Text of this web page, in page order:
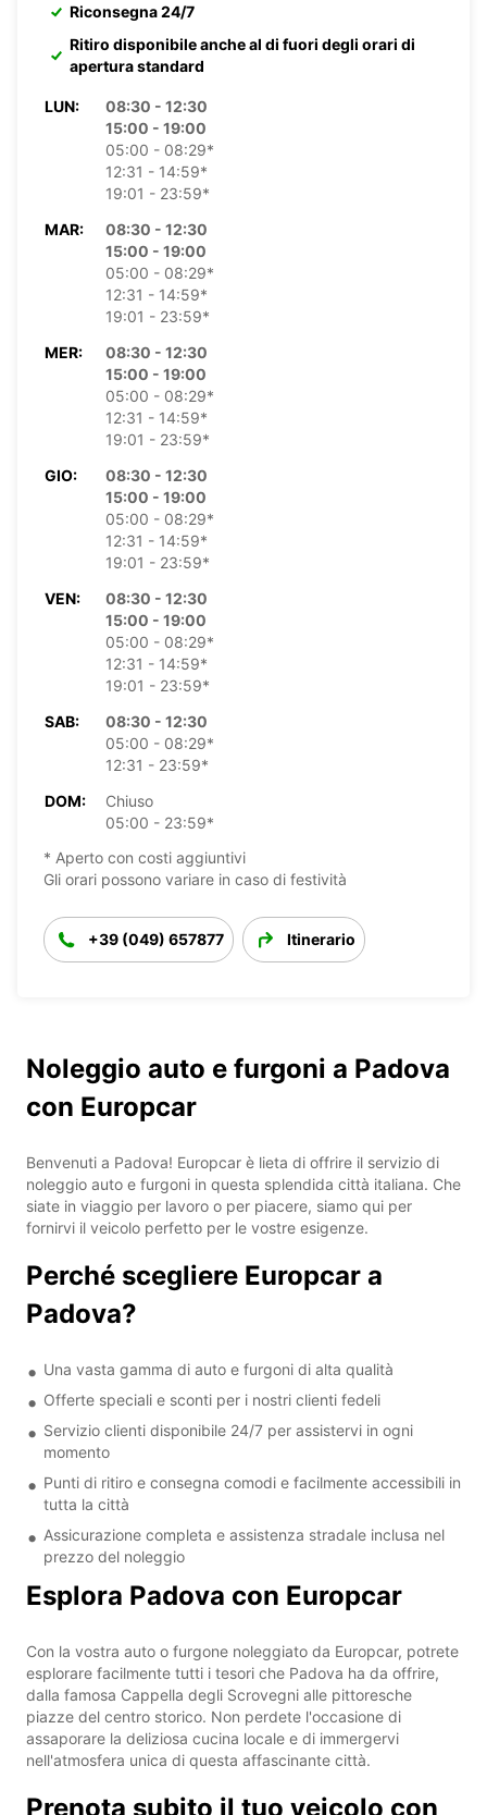
Riconsegna 24/7
Ritiro disponibile anche al di fuori degli orari di
apertura standard
LUN:
08:30 - 12:30
15:00 - 19:00
05:00 - 08:29*
12:31 - 14:59*
19:01 - 23:59*
MAR:
08:30 - 12:30
15:00 - 19:00
05:00 - 08:29*
12:31 - 14:59*
19:01 - 23:59*
MER:
08:30 - 12:30
15:00 - 19:00
05:00 - 08:29*
12:31 - 14:59*
19:01 - 23:59*
GIO:
08:30 - 12:30
15:00 - 19:00
05:00 - 08:29*
12:31 - 14:59*
19:01 - 23:59*
VEN:
08:30 - 12:30
15:00 - 19:00
05:00 - 08:29*
12:31 - 14:59*
19:01 - 23:59*
SAB:
08:30 - 12:30
05:00 - 08:29*
12:31 - 23:59*
DOM:
Chiuso
05:00 - 23:59*
* Aperto con costi aggiuntivi
Gli orari possono variare in caso di festività
+39 (049) 657877 Itinerario
Noleggio auto e furgoni a Padova
con Europcar
Benvenuti a Padova! Europcar è lieta di offrire il servizio di
noleggio auto e furgoni in questa splendida città italiana. Che
siate in viaggio per lavoro o per piacere, siamo qui per
fornirvi il veicolo perfetto per le vostre esigenze.
Perché scegliere Europcar a
Padova?
Una vasta gamma di auto e furgoni di alta qualità
Offerte speciali e sconti per i nostri clienti fedeli
Servizio clienti disponibile 24/7 per assistervi in ogni
momento
Punti di ritiro e consegna comodi e facilmente accessibili in
tutta la città
Assicurazione completa e assistenza stradale inclusa nel
prezzo del noleggio
Esplora Padova con Europcar
Con la vostra auto o furgone noleggiato da Europcar, potrete
esplorare facilmente tutti i tesori che Padova ha da offrire,
dalla famosa Cappella degli Scrovegni alle pittoresche
piazze del centro storico. Non perdete l'occasione di
assaporare la deliziosa cucina locale e di immergervi
nell'atmosfera unica di questa affascinante città.
Prenota subito il tuo veicolo con